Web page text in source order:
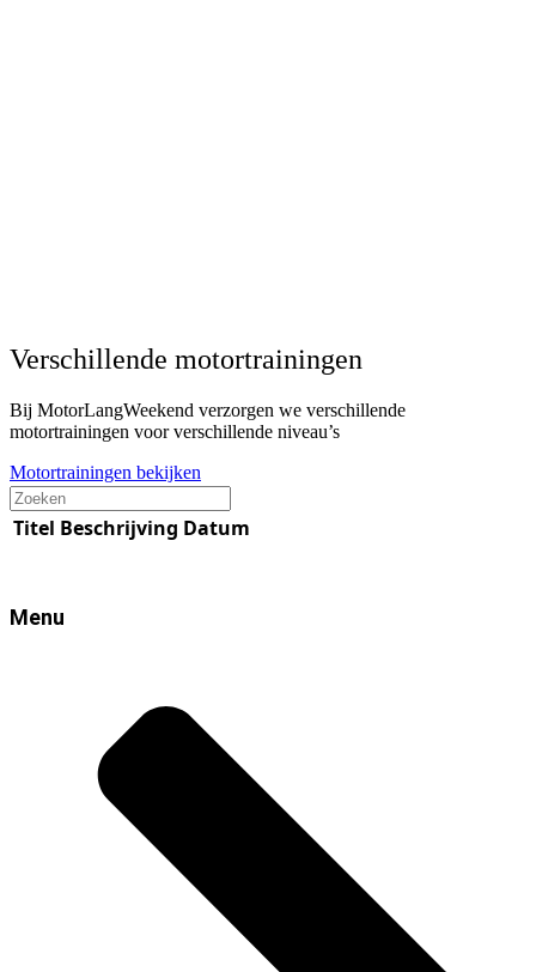
Verschillende motortrainingen
Bij MotorLangWeekend verzorgen we verschillende
motortrainingen voor verschillende niveau’s
Motortrainingen bekijken
Zoeken
Titel Beschrijving Datum
Menu